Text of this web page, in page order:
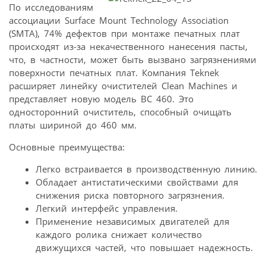
По исследованиям
ассоциации Surface Mount Technology Association
(SMTA), 74% дефектов при монтаже печатных плат
происходят из-за некачественного нанесения пасты,
что, в частности, может быть вызвано загрязнениями
поверхности печатных плат. Компания Teknek
расширяет линейку очистителей Clean Machines и
представляет новую модель BC 460. Это
односторонний очиститель, способный очищать
платы шириной до 460 мм.
Основные преимущества:
Легко встраивается в производственную линию.
Обладает антистатическими свойствами для
снижения риска повторного загрязнения.
Легкий интерфейс управления.
Применение независимых двигателей для
каждого ролика снижает количество
движущихся частей, что повышает надежность.